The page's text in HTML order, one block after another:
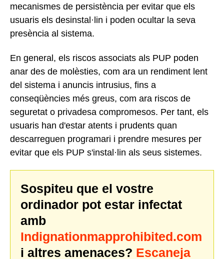
mecanismes de persistència per evitar que els
usuaris els desinstal·lin i poden ocultar la seva
presència al sistema.
En general, els riscos associats als PUP poden
anar des de molèsties, com ara un rendiment lent
del sistema i anuncis intrusius, fins a
conseqüències més greus, com ara riscos de
seguretat o privadesa compromesos. Per tant, els
usuaris han d'estar atents i prudents quan
descarreguen programari i prendre mesures per
evitar que els PUP s'instal·lin als seus sistemes.
Sospiteu que el vostre
ordinador pot estar infectat
amb
Indignationmapprohibited.com
i altres amenaces? Escaneja